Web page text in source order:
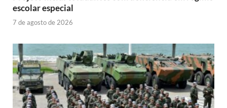
escolar especial
7 de agosto de 2026